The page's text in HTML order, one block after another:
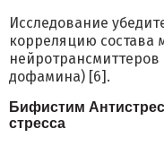
Исследование
корреляцию состава
нейротрансмиттеров
дофамина) [6].
Бифистим
стресса